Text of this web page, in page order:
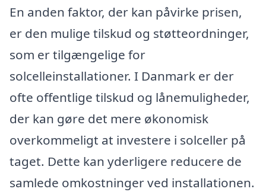
En anden faktor, der kan påvirke prisen,
er den mulige tilskud og støtteordninger,
som er tilgængelige for
solcelleinstallationer. I Danmark er der
ofte offentlige tilskud og lånemuligheder,
der kan gøre det mere økonomisk
overkommeligt at investere i solceller på
taget. Dette kan yderligere reducere de
samlede omkostninger ved installationen.